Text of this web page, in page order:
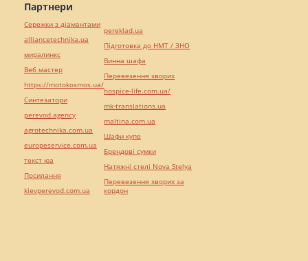
Партнери
Сережки з діамантами
alliancetechnika.ua
миралинкс
Веб мастер
https://motokosmos.ua/
Синтезатори
perevod.agency
agrotechnika.com.ua
europeservice.com.ua
текст юа
Посилання
kievperevod.com.ua
pereklad.ua
Підготовка до НМТ / ЗНО
Винна шафа
Перевезення хворих
hospice-life.com.ua/
mk-translations.ua
maltina.com.ua
Шафи купе
Брендові сумки
Натяжні стелі Nova Stelya
Перевезення хворих за
кордон